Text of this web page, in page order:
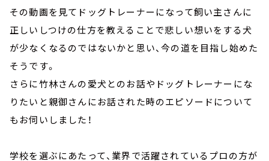
その動画を見てドッグトレーナーになって飼い主さんに
正しいしつけの仕方を教えることで悲しい想いをする犬
が少なくなるのではないかと思い、今の道を目指し始めた
そうです。
さらに竹林さんの愛犬とのお話やドッグトレーナーにな
りたいと親御さんにお話された時のエピソードについて
もお伺いしました！
学校を選ぶにあたって、業界で活躍されているプロの方が